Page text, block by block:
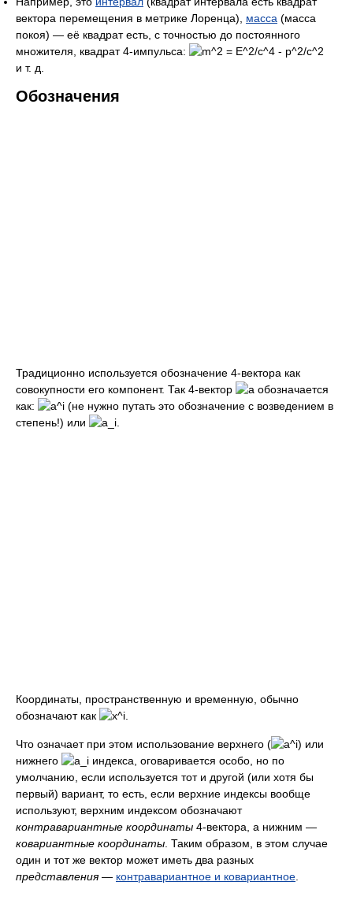
вектора перемещения в метрике Лоренца), масса (масса
покоя) — её квадрат есть, с точностью до постоянного
множителя, квадрат 4-импульса:
и т. д.
Обозначения
Традиционно используется обозначение 4-вектора как
совокупности его компонент. Так 4-вектор
обозначается
как:
(не нужно путать это обозначение с возведением в
степень!) или
Координаты, пространственную и временную, обычно
обозначают как
Что означает при этом использование верхнего (
) или
нижнего
индекса, оговаривается особо, но по
умолчанию, если используется тот и другой (или хотя бы
первый) вариант, то есть, если верхние индексы вообще
используют, верхним индексом обозначают
контравариантные координаты 4-вектора, а нижним —
ковариантные координаты . Таким образом, в этом случае
один и тот же вектор может иметь два разных
представления— контравариантное и ковариантное